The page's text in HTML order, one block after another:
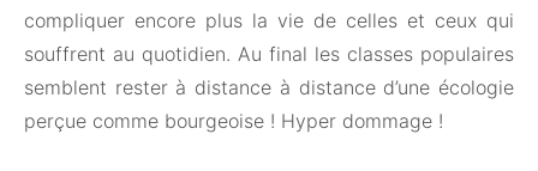
compliquer encore plus la vie de celles et ceux qui
souffrent au quotidien. Au final les classes populaires
semblent rester à distance à distance d’une écologie
perçue comme bourgeoise ! Hyper dommage !